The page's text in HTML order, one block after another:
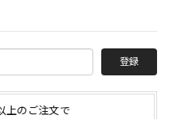
登録
上のご注文で